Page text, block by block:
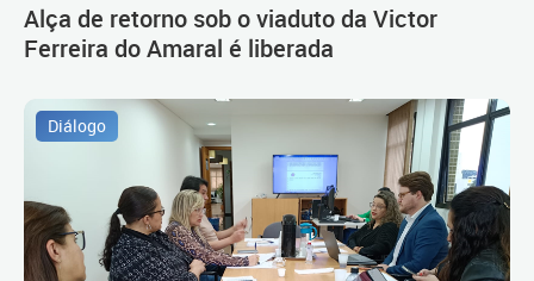
Alça de retorno sob o viaduto da Victor
Ferreira do Amaral é liberada
Diálogo